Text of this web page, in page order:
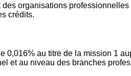
organisations
crédits.
au titre de la mission 1
au niveau des branches